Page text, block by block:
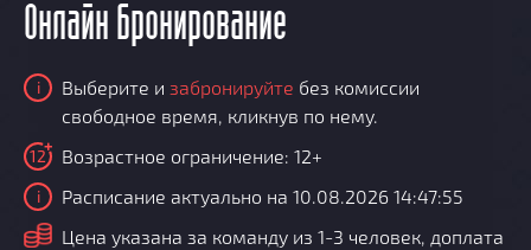
Онлайн бронирование
i Выберите и забронируйте без комиссии
свободное время, кликнув по нему.
12 Возрастное ограничение: 12+
i Расписание актуально на 10.08.2026 14:47:55
i
Цена указана за команду из 1-3 человек, доплата